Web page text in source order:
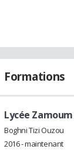
Formations
Lycée
Boghni Tizi Ouzou
2016 - maintenant